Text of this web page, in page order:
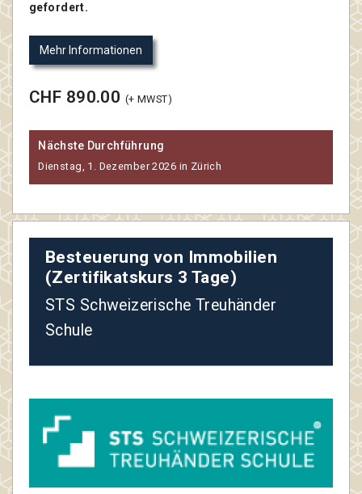
gefordert.
Mehr Informationen
CHF 890.00 (+ MWST)
Nächste Durchführung
Dienstag, 1. Dezember 2026 in Zürich
Besteuerung von Immobilien
(Zertifikatskurs 3 Tage)
STS Schweizerische Treuhänder
Schule